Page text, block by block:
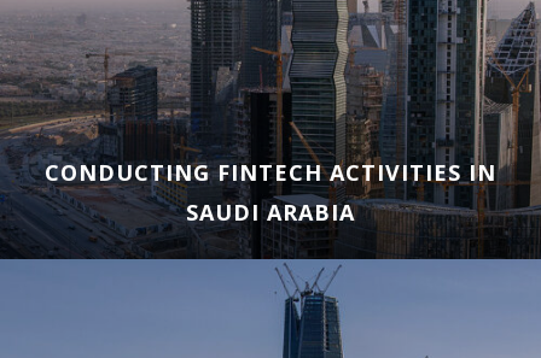
CONDUCTING FINTECH ACTIVITIES IN
SAUDI ARABIA